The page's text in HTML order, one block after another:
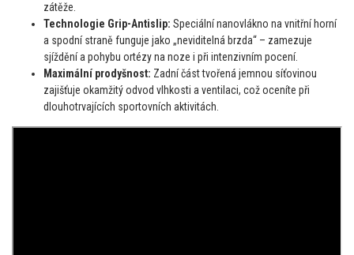
zátěže.
Technologie Grip-Antislip: Speciální nanovlákno na vnitřní horní
a spodní straně funguje jako „neviditelná brzda“ – zamezuje
sjíždění a pohybu ortézy na noze i při intenzivním pocení.
Maximální prodyšnost: Zadní část tvořená jemnou síťovinou
zajišťuje okamžitý odvod vlhkosti a ventilaci, což oceníte při
dlouhotrvajících sportovních aktivitách.